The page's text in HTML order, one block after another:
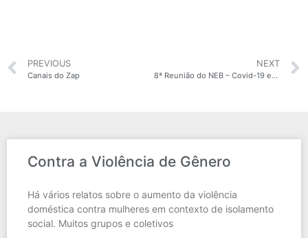
PREVIOUS
Canais do Zap
NEXT
8ª Reunião do NEB – Covid-19 em assentamentos precários
Contra a Violência de Gênero
Há vários relatos sobre o aumento da violência
doméstica contra mulheres em contexto de isolamento
social. Muitos grupos e coletivos